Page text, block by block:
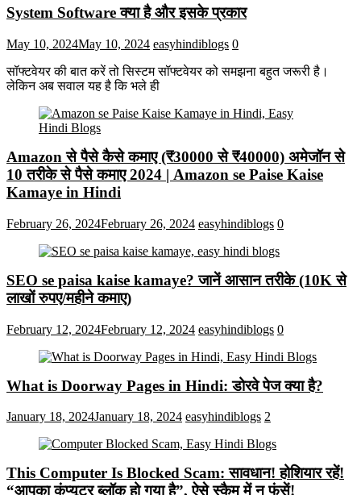
System Software क्या है और इसके प्रकार
May 10, 2024May 10, 2024 easyhindiblogs 0
सॉफ्टवेयर की बात करें तो सिस्टम सॉफ्टवेयर को समझना बहुत जरूरी है।
लेकिन अब सवाल यह है कि भले ही
Amazon से पैसे कैसे कमाए (₹30000 से ₹40000) अमेजॉन से
10 तरीके से पैसे कमाए 2024 | Amazon se Paise Kaise
Kamaye in Hindi
February 26, 2024February 26, 2024 easyhindiblogs 0
SEO se paisa kaise kamaye? जानें आसान तरीके (10K से
लाखों रुपए/महीने कमाए)
February 12, 2024February 12, 2024 easyhindiblogs 0
What is Doorway Pages in Hindi: डोरवे पेज क्या है?
January 18, 2024January 18, 2024 easyhindiblogs 2
This Computer Is Blocked Scam: सावधान! होशियार रहें!
“आपका कंप्यूटर ब्लॉक हो गया है”, ऐसे स्कैम में न फंसें!